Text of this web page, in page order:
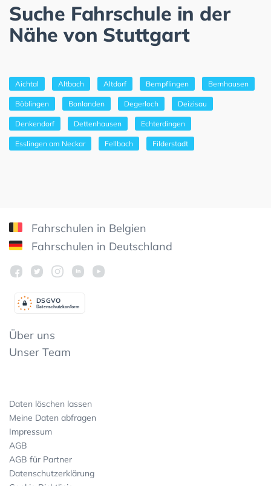
Suche Fahrschule in der
Nähe von Stuttgart
Aichtal Altbach Altdorf Bempflingen Bernhausen
Böblingen Bonlanden Degerloch Deizisau
Denkendorf Dettenhausen Echterdingen
Esslingen am Neckar Fellbach Filderstadt
Fahrschulen in Belgien
Fahrschulen in Deutschland
Datenschutzkonform
DSGVO
Über uns
Unser Team
Daten löschen lassen
Meine Daten abfragen
Impressum
AGB
AGB für Partner
Datenschutzerklärung